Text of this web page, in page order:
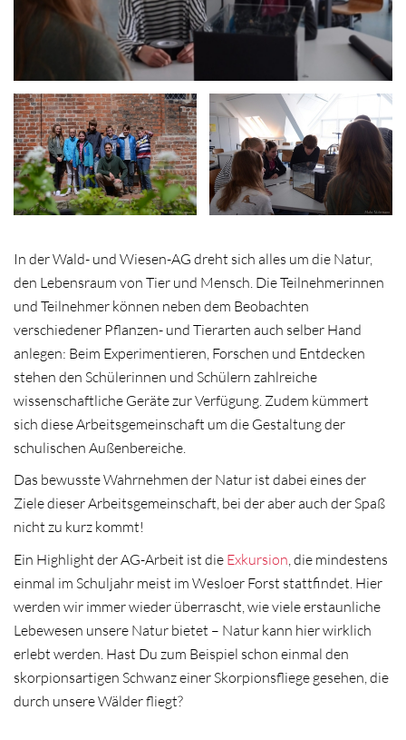
Wald- und Wiesen-AG
auf dem Klosterhof
In der Wald- und Wiesen-AG dreht sich alles um die Natur,
den Lebensraum von Tier und Mensch. Die Teilnehmerinnen
und Teilnehmer können neben dem Beobachten
verschiedener Pflanzen- und Tierarten auch selber Hand
anlegen: Beim Experimentieren, Forschen und Entdecken
stehen den Schülerinnen und Schülern zahlreiche
wissenschaftliche Geräte zur Verfügung. Zudem kümmert
sich diese Arbeitsgemeinschaft um die Gestaltung der
schulischen Außenbereiche.
Das bewusste Wahrnehmen der Natur ist dabei eines der
Ziele dieser Arbeitsgemeinschaft, bei der aber auch der Spaß
nicht zu kurz kommt!
Ein Highlight der AG-Arbeit ist die Exkursion , die mindestens
einmal im Schuljahr meist im Wesloer Forst stattfindet. Hier
werden wir immer wieder überrascht, wie viele erstaunliche
Lebewesen unsere Natur bietet – Natur kann hier wirklich
erlebt werden. Hast Du zum Beispiel schon einmal den
skorpionsartigen Schwanz einer Skorpionsfliege gesehen, die
durch unsere Wälder fliegt?